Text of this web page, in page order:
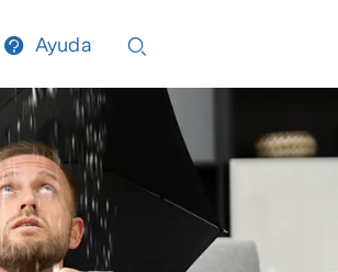
Ayuda